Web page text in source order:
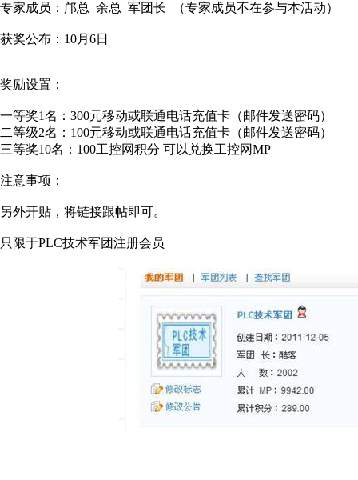
专家成员：邝总 余总 军团长 （专家成员不在参与本活动）
获奖公布：10月6日
奖励设置：
一等奖1名：300元移动或联通电话充值卡（邮件发送密码）
二等级2名：100元移动或联通电话充值卡（邮件发送密码）
三等奖10名：100工控网积分 可以兑换工控网MP
注意事项：
另外开贴，将链接跟帖即可。
只限于PLC技术军团注册会员